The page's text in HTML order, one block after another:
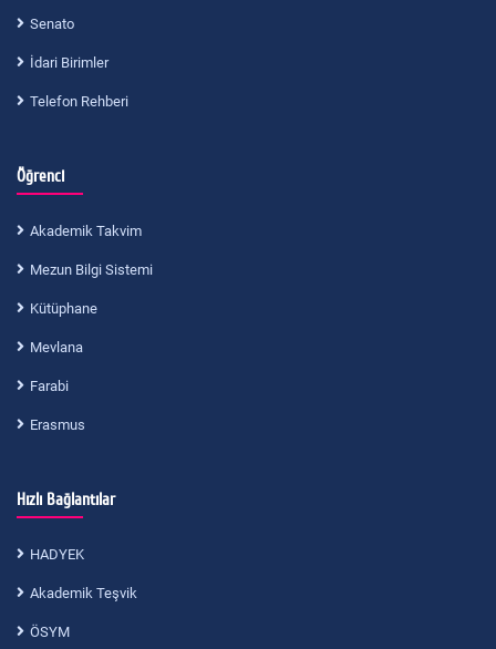
Senato
İdari Birimler
Telefon Rehberi
Öğrenci
Akademik Takvim
Mezun Bilgi Sistemi
Kütüphane
Mevlana
Farabi
Erasmus
Hızlı Bağlantılar
HADYEK
Akademik Teşvik
ÖSYM